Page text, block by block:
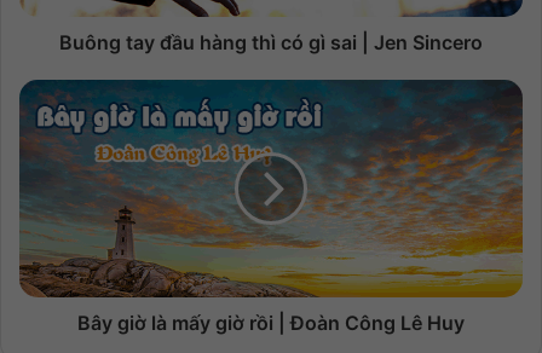
Buông tay đầu hàng thì có gì sai | Jen Sincero
Bây giờ là mấy giờ rồi | Đoàn Công Lê Huy